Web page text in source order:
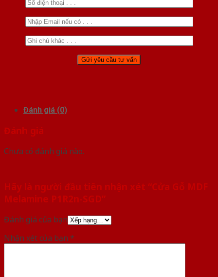
Đánh giá (0)
Đánh giá
Chưa có đánh giá nào.
Hãy là người đầu tiên nhận xét “Cửa Gỗ MDF
Melamine P1R2n-SGD”
Đánh giá của bạn
Nhận xét của bạn *